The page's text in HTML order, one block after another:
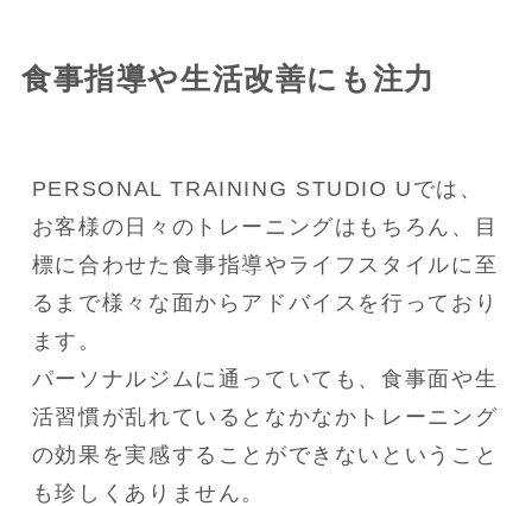
食事指導や生活改善にも注力
PERSONAL TRAINING STUDIO Uでは、
お客様の日々のトレーニングはもちろん、目
標に合わせた食事指導やライフスタイルに至
るまで様々な面からアドバイスを行っており
ます。
パーソナルジムに通っていても、食事面や生
活習慣が乱れているとなかなかトレーニング
の効果を実感することができないということ
も珍しくありません。